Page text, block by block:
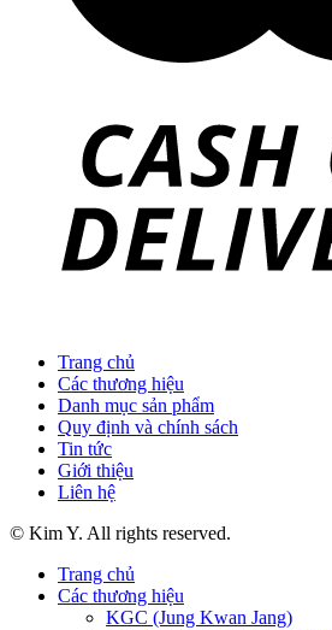
Trang chủ
Các thương hiệu
Danh mục sản phẩm
Quy định và chính sách
Tin tức
Giới thiệu
Liên hệ
© Kim Y. All rights reserved.
Trang chủ
Các thương hiệu
KGC (Jung Kwan Jang)